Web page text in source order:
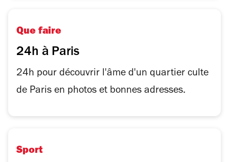
Que faire
24h à Paris
24h pour découvrir l'âme d'un quartier culte
de Paris en photos et bonnes adresses.
Sport